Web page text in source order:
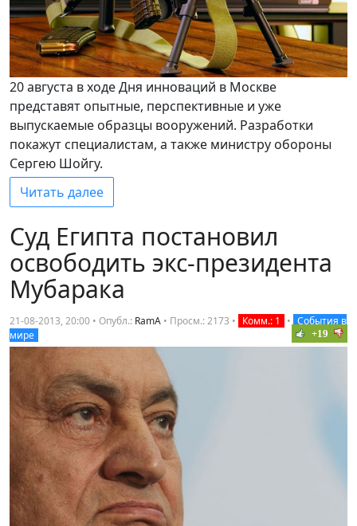
20 августа в ходе Дня инноваций в Москве
представят опытные, перспективные и уже
выпускаемые образцы вооружений. Разработки
покажут специалистам, а также министру обороны
Сергею Шойгу.
Читать далее
Суд Египта постановил
освободить экс-президента
Мубарака
21-08-2013, 20:00 • Опубл.: RamA • Просм.: 2173 • Комм.: 1 • События в
мире
+19